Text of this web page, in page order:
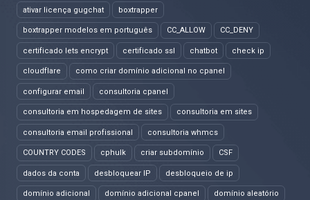
ativar licença gugchat boxtrapper
boxtrapper modelos em português CC_ALLOW CC_DENY
certificado lets encrypt certificado ssl chatbot check ip
cloudflare como criar domínio adicional no cpanel
configurar email consultoria cpanel
consultoria em hospedagem de sites consultoria em sites
consultoria email profissional consultoria whmcs
COUNTRY CODES cphulk criar subdomínio CSF
dados da conta desbloquear IP desbloqueio de ip
domínio adicional domínio adicional cpanel domínio aleatório